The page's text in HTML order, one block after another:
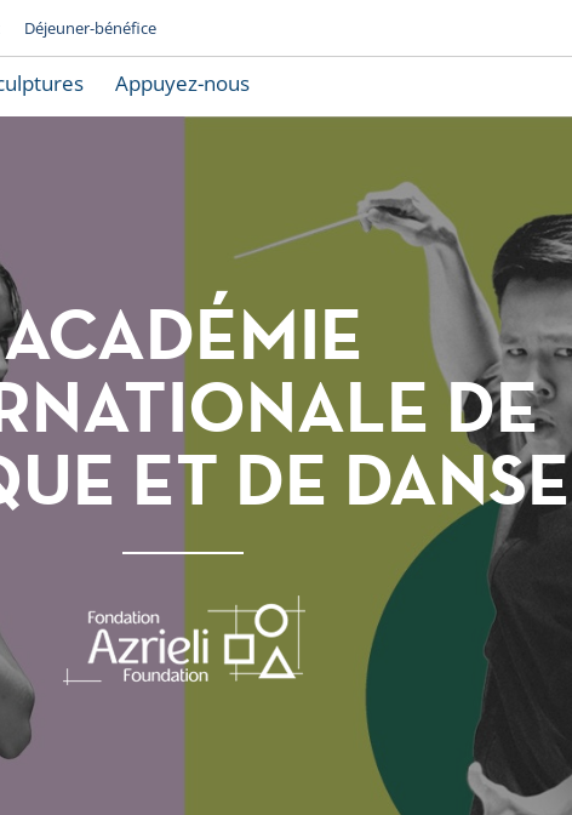
Déjeuner-bénéfice
Appuyez-nous
ACADÉMIE
DE
ET DE DANSE